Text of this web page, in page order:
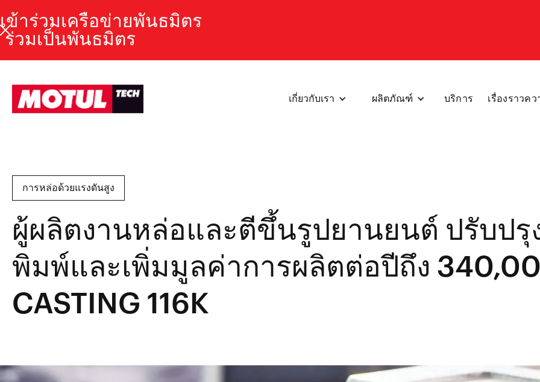
เข้าร่วมเครือข่ายพันธมิตร
ร่วมเป็นพันธมิตร
เกี่ยวกับเรา ผลิตภัณฑ์ บริการ เรื่องราวคว
การหล่อด้วยแรงดันสูง
ผู้ผลิตงานหล่อและตีขึ้นรูปยานยนต์ ปรับปรุ
พิมพ์และเพิ่มมูลค่าการผลิตต่อปีถึง
CASTING 116K